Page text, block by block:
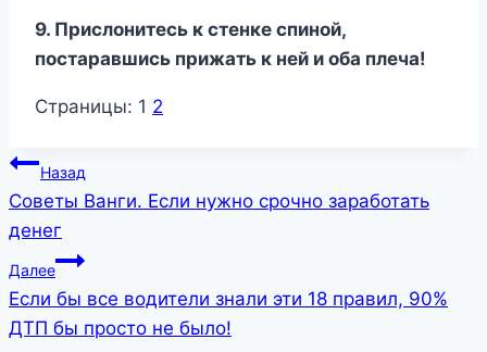
9. Прислонитесь к стенке спиной,
постаравшись прижать к ней и оба плеча!
Страницы: 1 2
Навигация
по
записям
Назад
Советы Ванги. Если нужно срочно заработать
денег
Далее
Если бы все водители знали эти 18 правил, 90%
ДТП бы просто не было!